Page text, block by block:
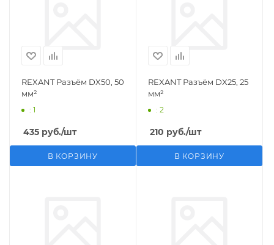
REXANT Разъём DX50, 50
мм²
: 1
435 руб./шт
В КОРЗИНУ
REXANT Разъём DX25, 25
мм²
: 2
210 руб./шт
В КОРЗИНУ